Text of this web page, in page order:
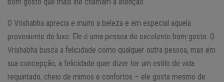
O Vrishabha aprecia e muito a beleza e em especial aquela
proveniente do luxo. Ele é uma pessoa de excelente bom gosto. O
Vrishabha busca a felicidade como qualquer outra pessoa, mas em
sua concepção, a felicidade quer dizer ter um estilo de vida
requintado, cheio de mimos e confortos – ele gosta mesmo de